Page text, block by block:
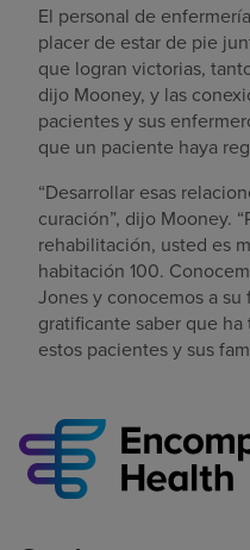
El personal de
placer de estar de pie
que logran victorias,
dijo Mooney, y las
pacientes y sus
que un paciente haya
“Desarrollar esas
curación”, dijo Mooney.
rehabilitación, usted es
habitación 100.
Jones y conocemos a
gratificante saber que
estos pacientes y sus